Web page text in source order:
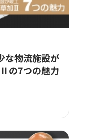
な物流施設が
の7つの魅力